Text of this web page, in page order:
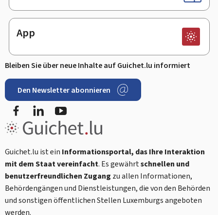
App
Bleiben Sie über neue Inhalte auf Guichet.lu informiert
Den Newsletter abonnieren
FacebookLinkedIn
Guichet.lu ist ein Informationsportal, das Ihre Interaktion
mit dem Staat vereinfacht. Es gewährtschnellen und
benutzerfreundlichen Zugang zu allen Informationen,
Behördengängen und Dienstleistungen, die von den Behörden
und sonstigen öffentlichen Stellen Luxemburgs angeboten
werden.